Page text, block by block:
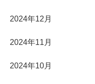
2024年12月
2024年11月
2024年10月